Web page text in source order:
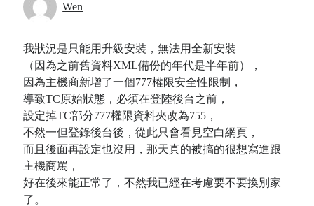
Wen
我狀況是只能用升級安裝，無法用全新安裝
（因為之前舊資料XML備份的年代是半年前），
因為主機商新增了一個777權限安全性限制，
導致TC原始狀態，必須在登陸後台之前，
設定掉TC部分777權限資料夾改為755，
不然一但登錄後台後，從此只會看見空白網頁，
而且後面再設定也沒用，那天真的被搞的很想寫進跟
主機商罵，
好在後來能正常了，不然我已經在考慮要不要換別家
了。